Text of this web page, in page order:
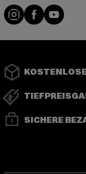
Instagram
Facebook
SICHERE